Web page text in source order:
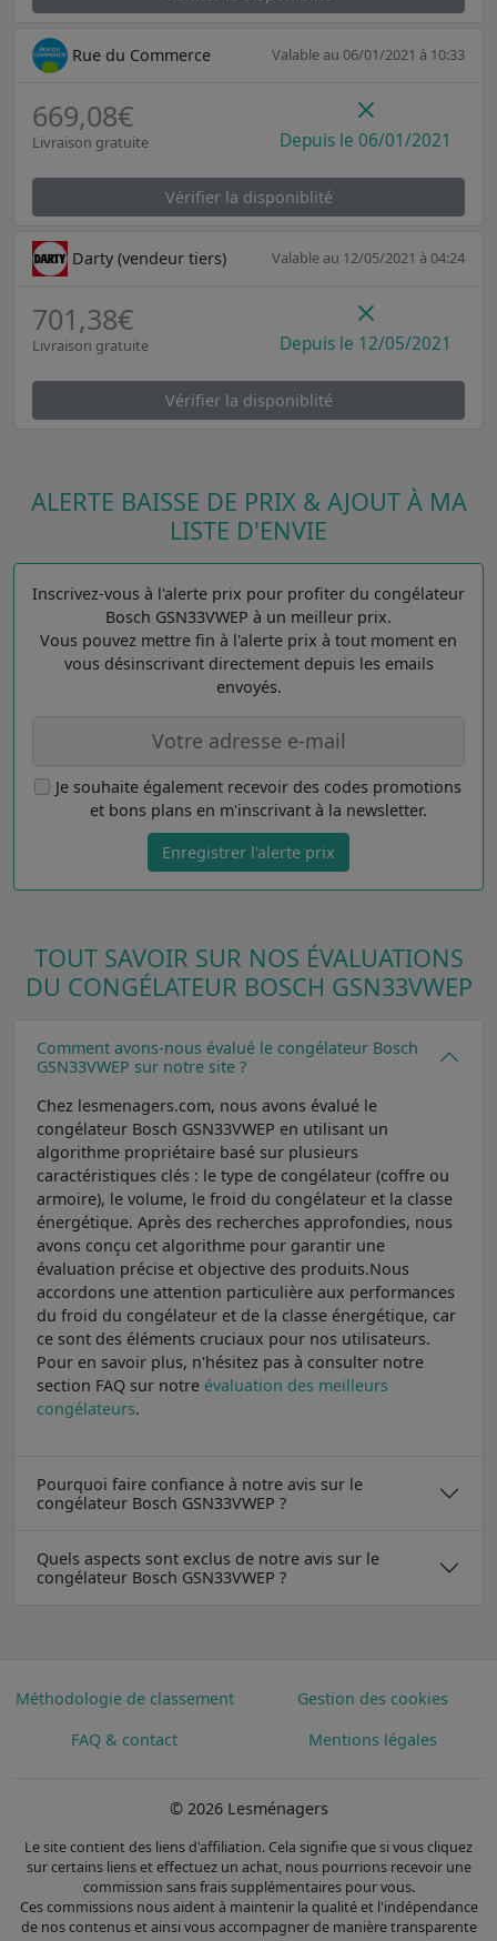
Rue du Commerce Valable au 06/01/2021 à 10:33
669,08€
Livraison gratuite Depuis le 06/01/2021
Vérifier la disponiblité
Darty (vendeur tiers) Valable au 12/05/2021 à 04:24
701,38€
Livraison gratuite Depuis le 12/05/2021
Vérifier la disponiblité
ALERTE BAISSE DE PRIX & AJOUT À MA
LISTE D'ENVIE
Inscrivez-vous à l'alerte prix pour profiter du congélateur
Bosch GSN33VWEP à un meilleur prix.
Vous pouvez mettre fin à l'alerte prix à tout moment en
vous désinscrivant directement depuis les emails
envoyés.
Je souhaite également recevoir des codes promotions
et bons plans en m'inscrivant à la newsletter.
Enregistrer l'alerte prix
TOUT SAVOIR SUR NOS ÉVALUATIONS
DU CONGÉLATEUR BOSCH GSN33VWEP
Comment avons-nous évalué le congélateur Bosch
GSN33VWEP sur notre site ?
Chez lesmenagers.com, nous avons évalué le
congélateur Bosch GSN33VWEP en utilisant un
algorithme propriétaire basé sur plusieurs
caractéristiques clés : le type de congélateur (coffre ou
armoire), le volume, le froid du congélateur et la classe
énergétique. Après des recherches approfondies, nous
avons conçu cet algorithme pour garantir une
évaluation précise et objective des produits.Nous
accordons une attention particulière aux performances
du froid du congélateur et de la classe énergétique, car
ce sont des éléments cruciaux pour nos utilisateurs.
Pour en savoir plus, n'hésitez pas à consulter notre
section FAQ sur notre évaluation des meilleurs
congélateurs.
Pourquoi faire confiance à notre avis sur le
congélateur Bosch GSN33VWEP ?
Quels aspects sont exclus de notre avis sur le
congélateur Bosch GSN33VWEP ?
Méthodologie de classement
Gestion des cookies
FAQ & contact
Mentions légales
© 2026 Lesménagers
Le site contient des liens d'affiliation. Cela signifie que si vous cliquez
sur certains liens et effectuez un achat, nous pourrions recevoir une
commission sans frais supplémentaires pour vous.
Ces commissions nous aident à maintenir la qualité et l'indépendance
de nos contenus et ainsi vous accompagner de manière transparente